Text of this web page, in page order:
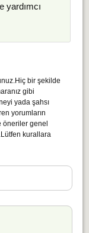
yardımcı
bir şekilde
gibi
yada şahsı
yorumların
öneriler genel
kurallara